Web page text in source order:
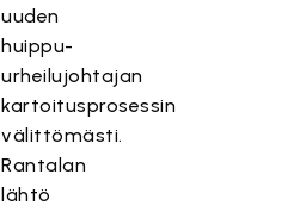
uuden
huippu-
urheilujohtajan
kartoitusprosessin
välittömästi.
Rantalan
lähtö